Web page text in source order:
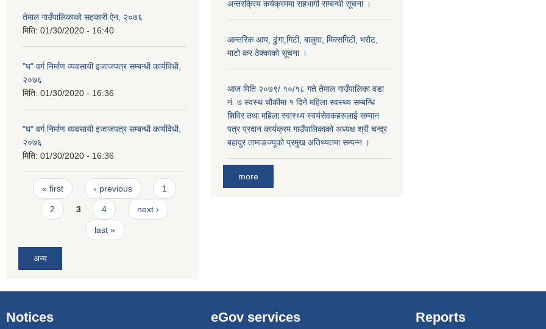
तेमाल गाउँपालिकाको सहकारी ऐन, २०७६
मिति: 01/30/2020 - 16:40
"घ" वर्ग निर्माण व्यवसायी इजाजपत्र सम्बन्धी कार्यविधी,
२०७६
मिति: 01/30/2020 - 16:36
"घ" वर्ग निर्माण व्यवसायी इजाजपत्र सम्बन्धी कार्यविधी,
२०७६
मिति: 01/30/2020 - 16:36
Pages
« first ‹ previous 1
2 3 4 next ›
last »
अन्य
अन्तरक्रिय कर्यक्रममा सहभागी सम्बन्धी सूचना ।
आन्तरिक आय, ढुंगा,गिटी, बालुवा, मिक्सगिटी, भरौट,
माटो कर ठेक्काको सूचना ।
आज मिति २०७९/ १०/१८ गते तेमाल गाउँपालिका वडा
नं. ७ स्वस्थ चौकीमा १ दिने महिला स्वस्थ्य सम्बन्धि
शिविर तथा महिला स्वास्थ्य स्वयंसेवकहरुलाई सम्मान
पत्र प्रदान कार्यक्रम गाउँपालिकाको अध्यक्ष श्री चन्द्र
बहादुर तामाङज्यूको प्रमुख अतिथ्यतमा सम्पन्न ।
more
Notices eGov services Reports